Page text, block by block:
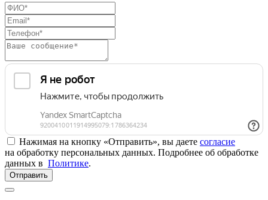
Нажимая на кнопку «Отправить», вы даете согласие
на обработку персональных данных. Подробнее об обработке
данных в Политике.
Отправить